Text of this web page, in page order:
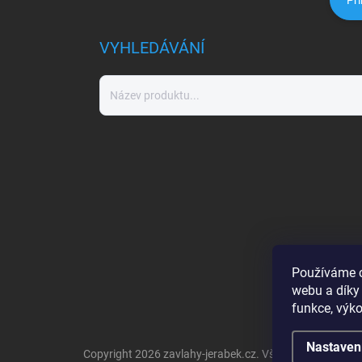
Používáme
webu a
funkce,
VYHLEDÁVÁNÍ
Copyright 2026 zavlahy-jerabek.cz. Všechna práva